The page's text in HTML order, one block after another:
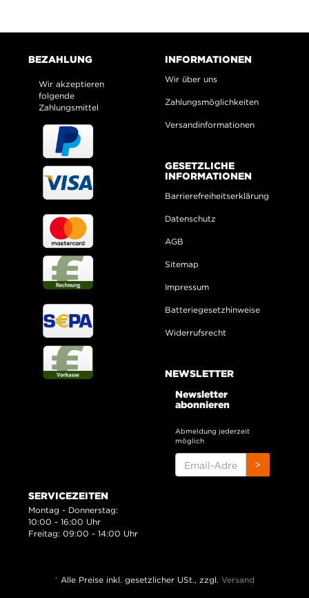
BEZAHLUNG
Wir akzeptieren
folgende
Zahlungsmittel
INFORMATIONEN
Wir über uns
Zahlungsmöglichkeiten
Versandinformationen
GESETZLICHE
INFORMATIONEN
Barrierefreiheitserklärung
Datenschutz
AGB
Sitemap
Impressum
Batteriegesetzhinweise
Widerrufsrecht
NEWSLETTER
Newsletter
abonnieren
Abmeldung jederzeit
möglich
ADRESSE
>
SERVICEZEITEN
Montag - Donnerstag:
10:00 - 16:00 Uhr
Freitag: 09:00 - 14:00 Uhr
* Alle Preise inkl. gesetzlicher USt., zzgl. Versand